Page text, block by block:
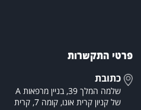
פרטי התקשרות
כתובת
שלמה המלך 39, בניין מרפאות A
של קניון קרית אונו, קומה 7, קרית